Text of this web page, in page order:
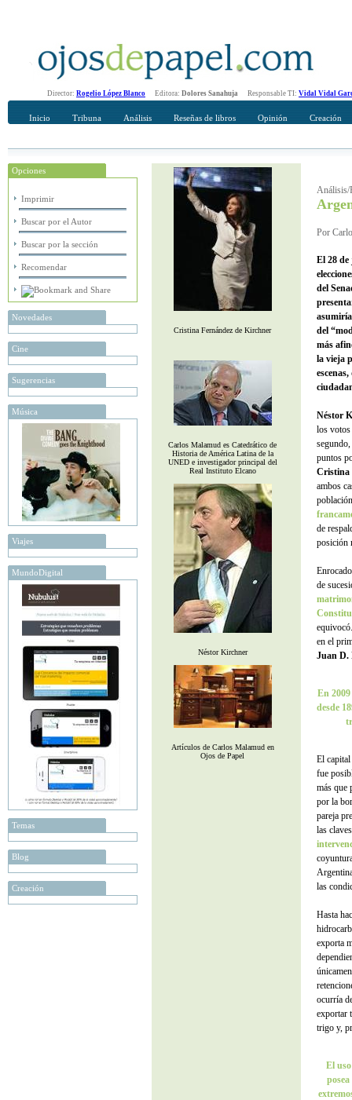
Director: Rogelio López Blanco Editora: Dolores Sanahuja Responsable TI: Vidal Vidal
Inicio Tribuna Análisis Reseñas de libros Opinión Creación
Opciones
Imprimir
Buscar por el Autor
Buscar por la sección
Recomendar
Novedades
Cine
Sugerencias
Música
Viajes
MundoDigital
Temas
Blog
Creación
Recomendar
Su nombre Completo
Cristina Fernández de Kirchner
Carlos Malamud es Catedrático de
Historia de América Latina de la
UNED e investigador principal del
Real Instituto Elcano
Néstor Kirchner
Artículos de Carlos Malamud en
Ojos de Papel
Análisis/
Por
El 28 de
del
del
más
la vieja
Néstor
los votos
puntos
Cristina
ambos
de
posición
de
en el
Juan D.
En
desde
El
fue
más que
por la
pareja
las
las
Hasta
exporta
ocurría
exportar
trigo y,
El